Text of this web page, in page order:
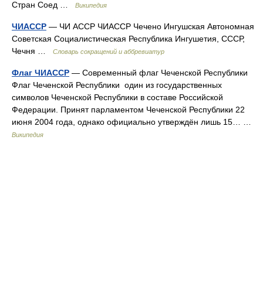
Стран Соед …
Википедия
ЧИАССР — ЧИ АССР ЧИАССР Чечено Ингушская Автономная
Советская Социалистическая Республика Ингушетия, СССР,
Чечня …
Словарь сокращений и аббревиатур
Флаг ЧИАССР — Современный флаг Чеченской Республики
Флаг Чеченской Республики один из государственных
символов Чеченской Республики в составе Российской
Федерации. Принят парламентом Чеченской Республики 22
июня 2004 года, однако официально утверждён лишь 15… …
Википедия